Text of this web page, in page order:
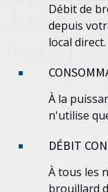
Débit de
depuis
local direct.
À la
n'utilise
DÉBIT
À tous les
brouillard